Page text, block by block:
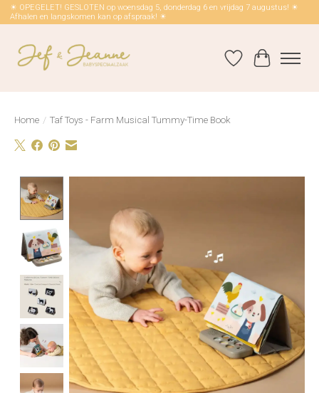
☀ OPEGELET! GESLOTEN op woensdag 5, donderdag 6 en vrijdag 7 augustus! ☀
Afhalen en langskomen kan op afspraak! ☀
Verlanglijst
Home / Taf Toys - Farm Musical Tummy-Time Book